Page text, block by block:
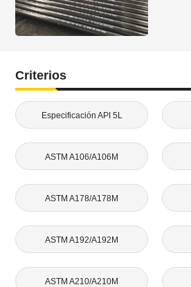
Criterios
Especificación API 5L
ASTM A106/A106M
ASTM A178/A178M
ASTM A192/A192M
ASTM A210/A210M